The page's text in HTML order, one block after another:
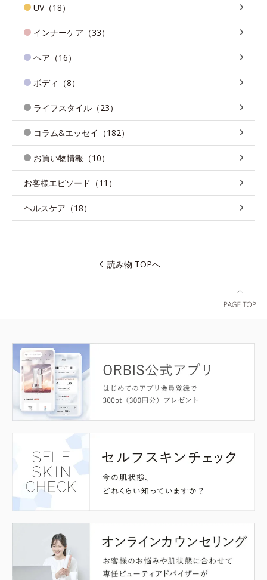
UV（18）
インナーケア（33）
ヘア（16）
ボディ（8）
ライフスタイル（23）
コラム&エッセイ（182）
お買い物情報（10）
お客様エピソード（11）
ヘルスケア（18）
読み物 TOPへ